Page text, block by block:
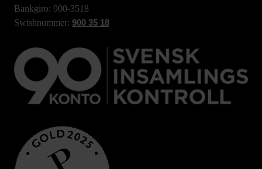
Bankgiro: 900-3518
Swishnummer: 900 35 18